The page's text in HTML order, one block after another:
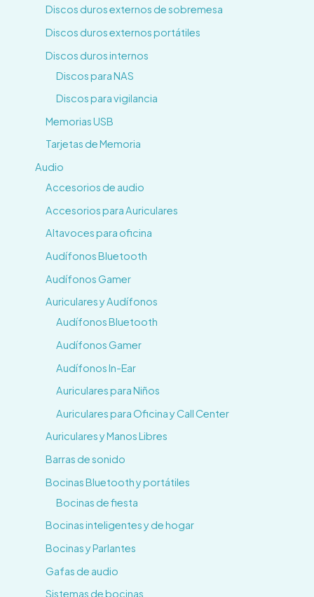
Discos duros externos de sobremesa
Discos duros externos portátiles
Discos duros internos
Discos para NAS
Discos para vigilancia
Memorias USB
Tarjetas de Memoria
Audio
Accesorios de audio
Accesorios para Auriculares
Altavoces para oficina
Audífonos Bluetooth
Audífonos Gamer
Auriculares y Audífonos
Audífonos Bluetooth
Audífonos Gamer
Audífonos In-Ear
Auriculares para Niños
Auriculares para Oficina y Call Center
Auriculares y Manos Libres
Barras de sonido
Bocinas Bluetooth y portátiles
Bocinas de fiesta
Bocinas inteligentes y de hogar
Bocinas y Parlantes
Gafas de audio
Sistemas de bocinas